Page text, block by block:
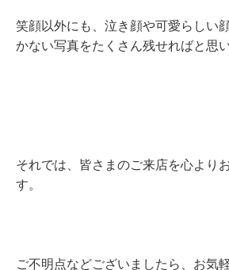
笑顔以外にも、泣き顔や可愛らしい
かない写真をたくさん残せればと思
それでは、皆さまのご来店を心より
す。
ご不明点などございましたら、お気